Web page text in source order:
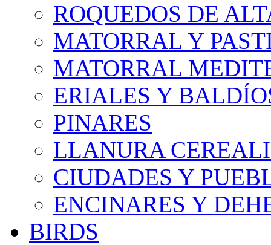
ROQUEDOS DE
MATORRAL Y
MATORRAL
ERIALES Y
PINARES
LLANURA
CIUDADES Y
ENCINARES Y
BIRDS